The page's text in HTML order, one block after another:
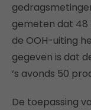
gemeten dat
de OOH-uiting
gegeven is dat
‘s avonds 50
De toepassing